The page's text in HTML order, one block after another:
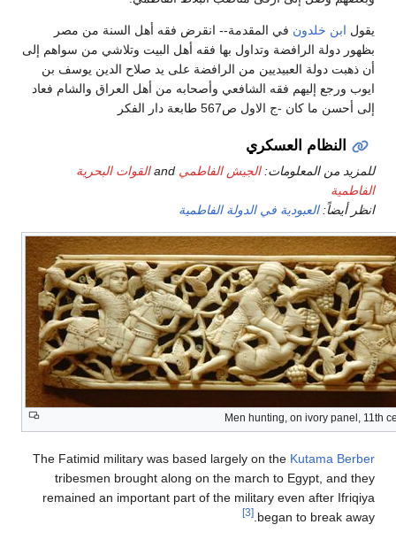
يقول ابن خلدون في المقدمة-- انقرض فقه أهل السنة من مصر
بظهور دولة الرافضة وتداول بها فقه أهل البيت وتلاشي من سواهم إلى
أن ذهبت دولة العبيديين من الرافضة على يد صلاح الدين يوسف بن
ايوب ورجع إليهم فقه الشافعي وأصحابه من أهل العراق والشام فعاد
إلى أحسن ما كان -ج الاول ص567 طابعة دار الفكر
النظام العسكري
للمزيد من المعلومات:الجيش الفاطمي
القوات البحرية
الفاطمية
انظر أيضاً:العبودية في الدولة الفاطمية
Men hunting, on ivory panel, 11th
The Fatimid military was based largely on the Kutama Berber
tribesmen brought along on the march to Egypt, and they
remained an important part of the military even after Ifriqiya
began to break away.
[3]